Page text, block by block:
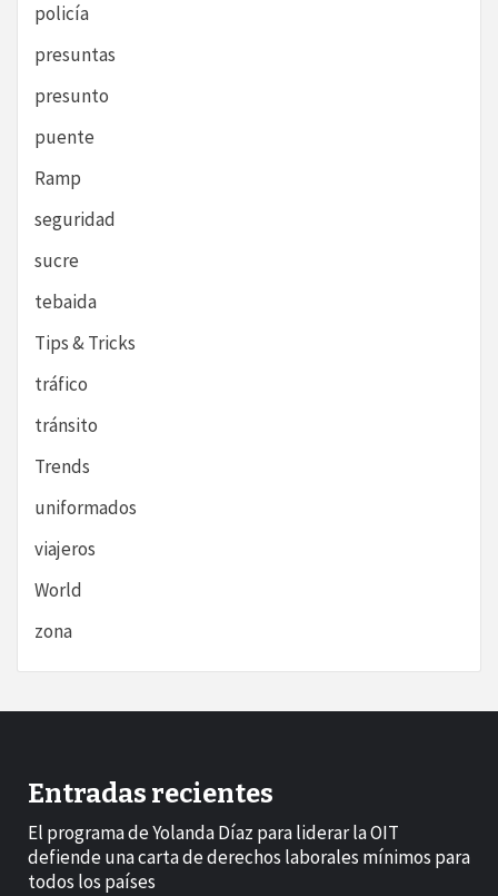
policía
presuntas
presunto
puente
Ramp
seguridad
sucre
tebaida
Tips & Tricks
tráfico
tránsito
Trends
uniformados
viajeros
World
zona
Entradas recientes
El programa de Yolanda Díaz para liderar la OIT
defiende una carta de derechos laborales mínimos para
todos los países